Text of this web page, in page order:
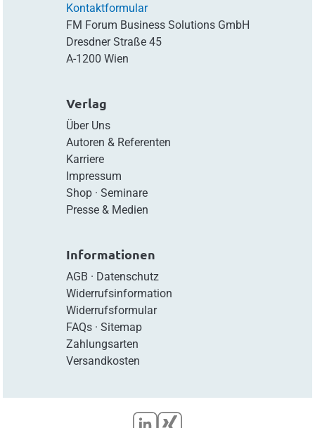
Kontaktformular
FM Forum Business Solutions GmbH
Dresdner Straße 45
A-1200 Wien
Verlag
Über Uns
Autoren & Referenten
Karriere
Impressum
Shop· Seminare
Presse & Medien
Informationen
AGB · Datenschutz
Widerrufsinformation
Widerrufsformular
FAQs· Sitemap
Zahlungsarten
Versandkosten